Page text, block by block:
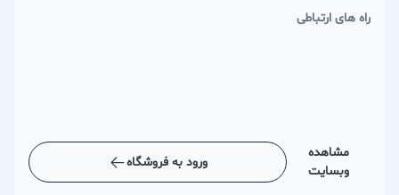
راه های ارتباطی
مشاهده
وبسایت
ورود به فروشگاه